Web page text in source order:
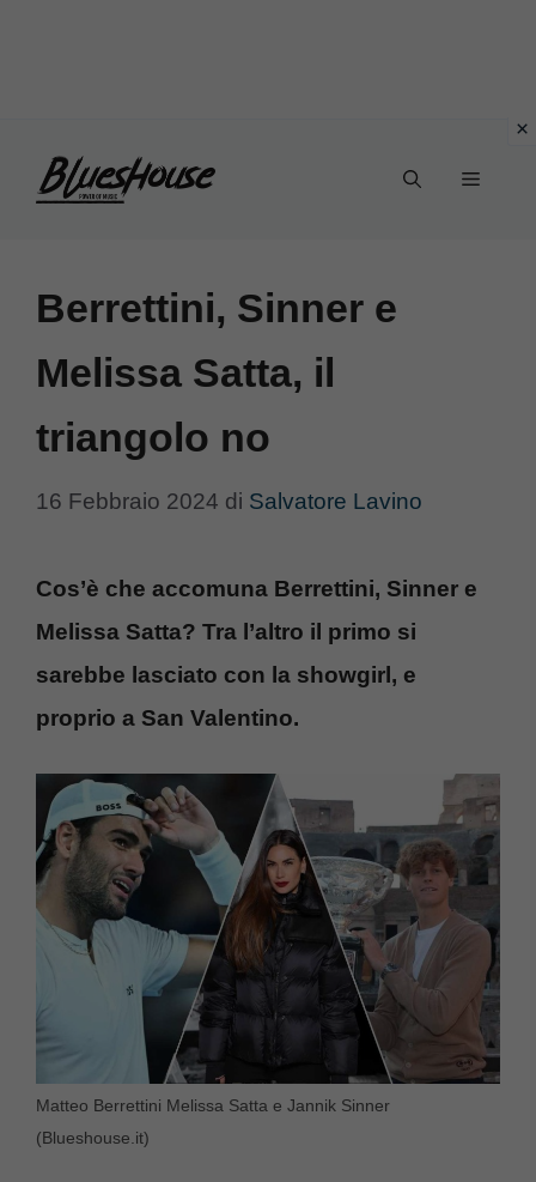
Menu
Berrettini, Sinner e
Melissa Satta, il
triangolo no
16 Febbraio 2024 di Salvatore Lavino
Cos’è che accomuna Berrettini, Sinner e
Melissa Satta? Tra l’altro il primo si
sarebbe lasciato con la showgirl, e
proprio a San Valentino.
Matteo Berrettini Melissa Satta e Jannik Sinner
(Blueshouse.it)